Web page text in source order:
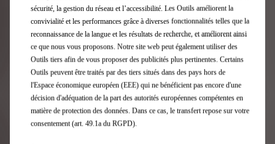
Johannesburg. Il a lancé sa marque en 2015 après avoir
travaillé pour plusieurs maisons et designers. Il crée
des vêtements modernes avec une touche africaine, en
employant des techniques locales, du tissage des
tissus à la fabrication.
BOYAROVSKAYA X DS AERO SPORT LOUNGE
Boyarovskaya est une marque de vêtements pour
femmes basée à Paris et fondée par Maria
Boyarovskaya et Artem Kononenko en 2016.
Déconstruisant les codes de la couture, leurs vêtements
sécurité, la gestion du réseau et l’accessibilité. Les Outils améliorent la
convivialité et les performances grâce à diverses fonctionnalités telles que la
reconnaissance de la langue et les résultats de recherche, et améliorent ainsi
ce que nous vous proposons. Notre site web peut également utiliser des
Outils tiers afin de vous proposer des publicités plus pertinentes. Certains
Outils peuvent être traités par des tiers situés dans des pays hors de
l'Espace économique européen (EEE) qui ne bénéficient pas encore d'une
décision d'adéquation de la part des autorités européennes compétentes en
matière de protection des données. Dans ce cas, le transfert repose sur votre
consentement (art. 49.1a du RGPD).